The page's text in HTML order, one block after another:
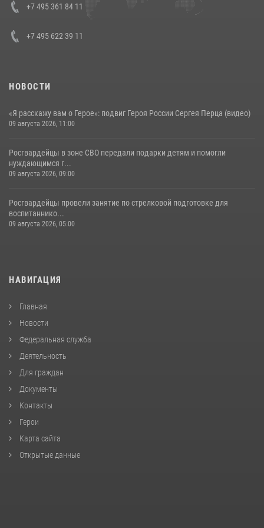
Кавказском федеральном округе Виталием Кузнецовым
+7 495 361 84 11
+7 495 622 39 11
НОВОСТИ
«Я расскажу вам о Герое»: подвиг Героя России Сергея Перца (видео)
09 августа 2026, 11:00
Росгвардейцы в зоне СВО передали подарки детям и помогли
нуждающимся г...
09 августа 2026, 09:00
Росгвардейцы провели занятие по стрелковой подготовке для
воспитаннико...
09 августа 2026, 05:00
НАВИГАЦИЯ
Главная
Новости
Федеральная служба
Деятельность
Для граждан
Документы
Контакты
Герои
Карта сайта
Открытые данные